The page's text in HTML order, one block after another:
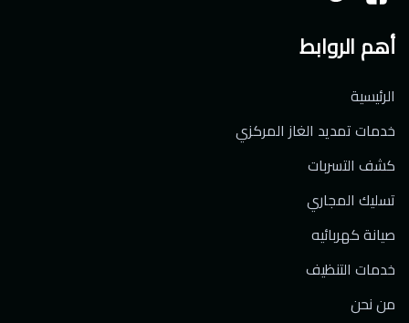
فيسبوكتويتر
أهم الروابط
الرئيسية
خدمات تمديد الغاز المركزي
كشف التسربات
تسليك المجاري
صيانة كهربائيه
خدمات التنظيف
من نحن